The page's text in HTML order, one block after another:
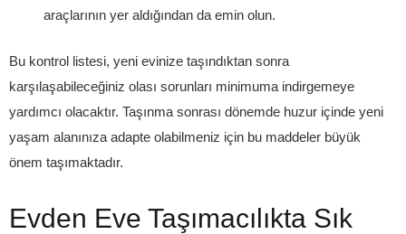
araçlarının yer aldığından da emin olun.
Bu kontrol listesi, yeni evinize taşındıktan sonra
karşılaşabileceğiniz olası sorunları minimuma indirgemeye
yardımcı olacaktır. Taşınma sonrası dönemde huzur içinde yeni
yaşam alanınıza adapte olabilmeniz için bu maddeler büyük
önem taşımaktadır.
Evden Eve Taşımacılıkta Sık